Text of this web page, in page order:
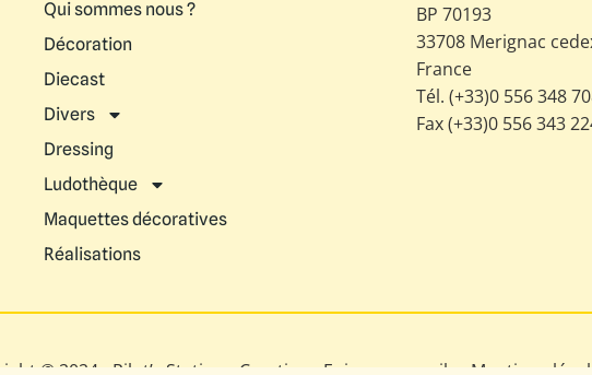
TC9099
Sous-verres Instruments Moderne
€/CEE